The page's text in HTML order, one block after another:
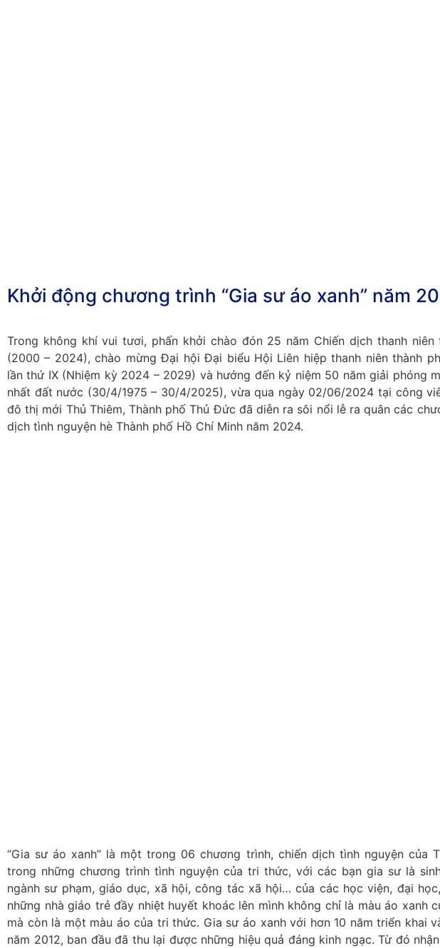
Khởi động chương trình “Gia sư áo xanh” năm
Trong không khí vui tươi, phấn khởi chào đón 25 năm Chiến dịch thanh niên
(2000 – 2024), chào mừng Đại hội Đại biểu Hội Liên hiệp thanh niên thành
lần thứ IX (Nhiệm kỳ 2024 – 2029) và hướng đến kỷ niệm 50 năm giải phóng
nhất đất nước (30/4/1975 – 30/4/2025), vừa qua ngày 02/06/2024 tại công
đô thị mới Thủ Thiêm, Thành phố Thủ Đức đã diễn ra sôi nổi lễ ra quân các
dịch tình nguyện hè Thành phố Hồ Chí Minh năm 2024.
“Gia sư áo xanh” là một trong 06 chương trình, chiến dịch tình nguyện của
trong những chương trình tình nguyện của tri thức, với các bạn gia sư là
ngành sư phạm, giáo dục, xã hội, công tác xã hội… của các học viện, đại
những nhà giáo trẻ đầy nhiệt huyết khoác lên mình không chỉ là màu áo xanh
mà còn là một màu áo của tri thức. Gia sư áo xanh với hơn 10 năm triển khai
năm 2012, ban đầu đã thu lại được những hiệu quả đáng kinh ngạc. Từ đó